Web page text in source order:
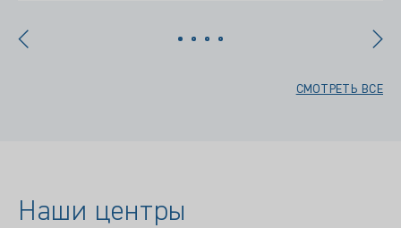
СМОТРЕТЬ ВСЕ
Наши центры